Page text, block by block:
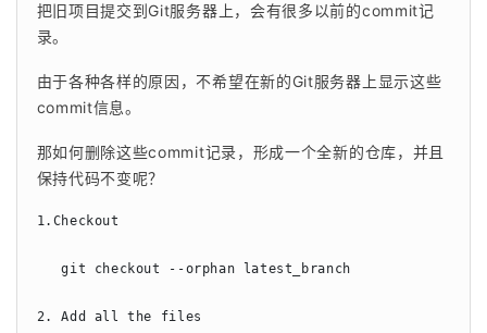
把旧项目提交到Git服务器上，会有很多以前的commit记
录。
由于各种各样的原因，不希望在新的Git服务器上显示这些
commit信息。
那如何删除这些commit记录，形成一个全新的仓库，并且
保持代码不变呢？
1.Checkout
   git checkout --orphan latest_branch
2. Add all the files